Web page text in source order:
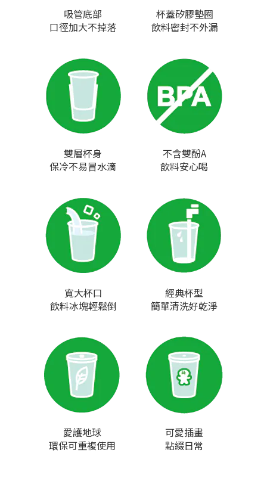
吸管底部
口徑加大不掉落
杯蓋矽膠墊圈
飲料密封不外漏
雙層杯身
保冷不易冒水滴
不含雙酚A
飲料安心喝
寬大杯口
飲料冰塊輕鬆倒
經典杯型
簡單清洗好乾淨
愛護地球
環保可重複使用
可愛插畫
點綴日常